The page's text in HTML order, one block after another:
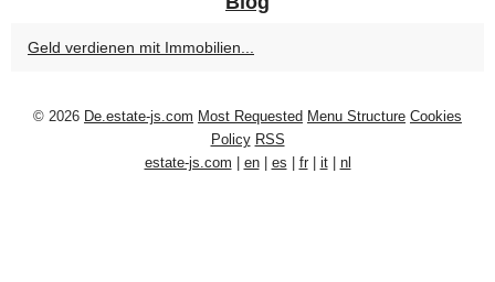
Geld verdienen mit Immobilien...
© 2026 De.estate-js.com Most Requested Menu Structure Cookies
Policy RSS
estate-js.com
en| es fr| it| nl